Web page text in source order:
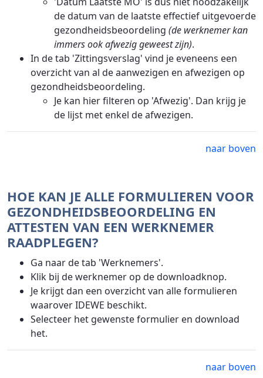
de datum van de laatste effectief uitgevoerde
gezondheidsbeoordeling (de werknemer kan
immers ook afwezig geweest zijn).
In de tab 'Zittingsverslag' vind je eveneens een
overzicht van al de aanwezigen en afwezigen op
gezondheidsbeoordeling.
Je kan hier filteren op 'Afwezig'. Dan krijg je
de lijst met enkel de afwezigen.
naar boven
HOE KAN JE ALLE FORMULIEREN VOOR
GEZONDHEIDSBEOORDELING EN
ATTESTEN VAN EEN WERKNEMER
RAADPLEGEN?
Ga naar de tab 'Werknemers'.
Klik bij de werknemer op de downloadknop.
Je krijgt dan een overzicht van alle formulieren
waarover IDEWE beschikt.
Selecteer het gewenste formulier en download
het.
naar boven